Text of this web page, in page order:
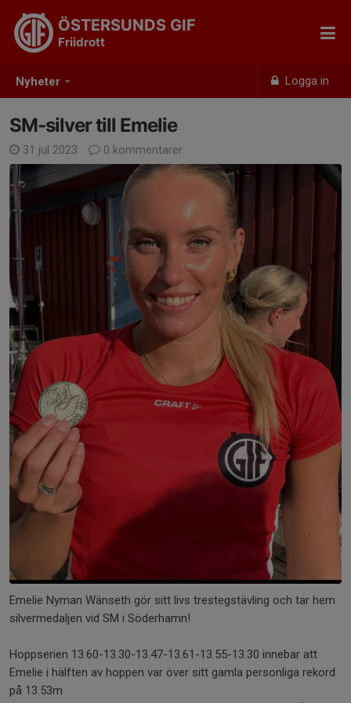
Nyheter Logga in
ÖSTERSUNDS GIF
Friidrott
SM-silver till Emelie
31 jul 2023 0 kommentarer
Emelie Nyman Wänseth gör sitt livs trestegstävling och tar hem
silvermedaljen vid SM i Söderhamn!
Hoppserien 13.60-13.30-13.47-13.61-13.55-13.30 innebar att
Emelie i hälften av hoppen var över sitt gamla personliga rekord
på 13.53m